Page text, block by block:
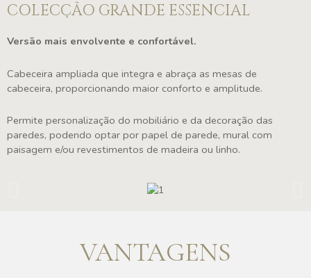
COLECÇÃO GRANDE ESSENCIAL
Versão mais envolvente e confortável.
Cabeceira ampliada que integra e abraça as mesas de
cabeceira, proporcionando maior conforto e amplitude.
Permite personalização do mobiliário e da decoração das
paredes, podendo optar por papel de parede, mural com
paisagem e/ou revestimentos de madeira ou linho.
VANTAGENS